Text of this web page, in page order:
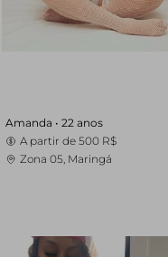
Amanda • 22 anos
A partir de 500 R$
Zona 05, Maringá